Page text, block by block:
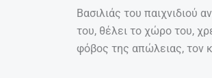
Βασιλιάς του παιχνιδιού
του, θέλει το χώρο του,
φόβος της απώλειας, τον